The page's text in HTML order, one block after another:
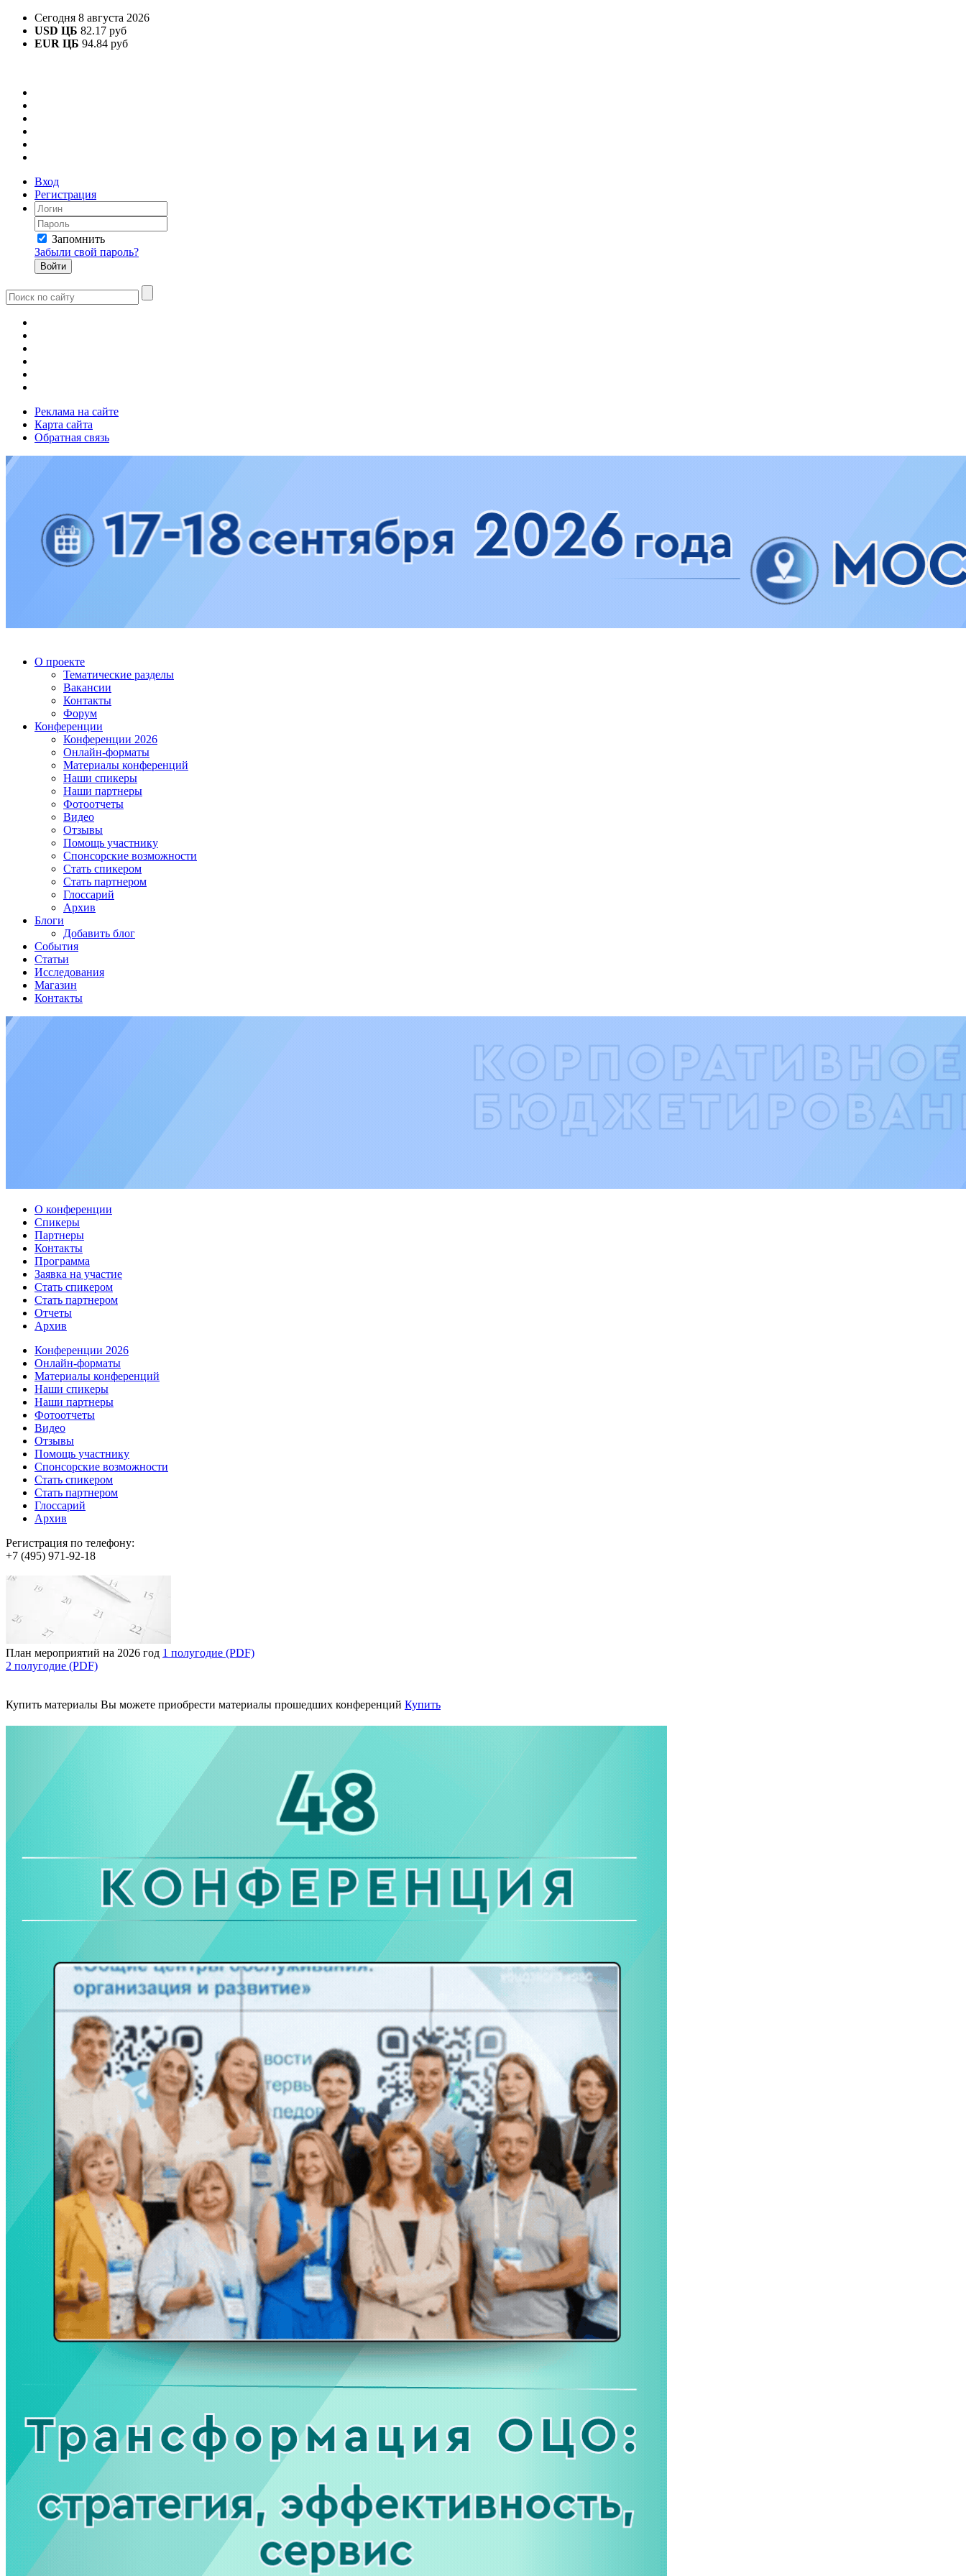
Сегодня 8 августа 2026
USD ЦБ 82.17 руб
EUR ЦБ 94.84 руб
Вход
Регистрация
Запомнить
Забыли свой пароль?
Реклама на сайте
Карта сайта
Обратная связь
О проекте
Тематические разделы
Вакансии
Контакты
Форум
Конференции
Конференции 2026
Онлайн-форматы
Материалы конференций
Наши спикеры
Наши партнеры
Фотоотчеты
Видео
Отзывы
Помощь участнику
Спонсорские возможности
Стать спикером
Стать партнером
Глоссарий
Архив
Блоги
Добавить блог
События
Статьи
Исследования
Магазин
Контакты
О конференции
Спикеры
Партнеры
Контакты
Программа
Заявка на участие
Стать спикером
Стать партнером
Отчеты
Архив
Конференции 2026
Онлайн-форматы
Материалы конференций
Наши спикеры
Наши партнеры
Фотоотчеты
Видео
Отзывы
Помощь участнику
Спонсорские возможности
Стать спикером
Стать партнером
Глоссарий
Архив
Регистрация по телефону:
+7 (495) 971-92-18
План мероприятий на 2026 год 1 полугодие (PDF)
2 полугодие (PDF)
Купить материалы Вы можете приобрести материалы прошедших конференций Купить